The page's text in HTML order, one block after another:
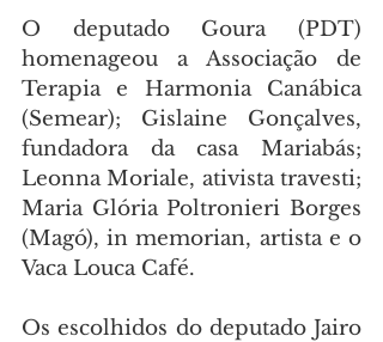
O deputado Goura (PDT)
homenageou a Associação de
Terapia e Harmonia Canábica
(Semear); Gislaine Gonçalves,
fundadora da casa Mariabás;
Leonna Moriale, ativista travesti;
Maria Glória Poltronieri Borges
(Magó), in memorian, artista e o
Vaca Louca Café.
Os escolhidos do deputado Jairo